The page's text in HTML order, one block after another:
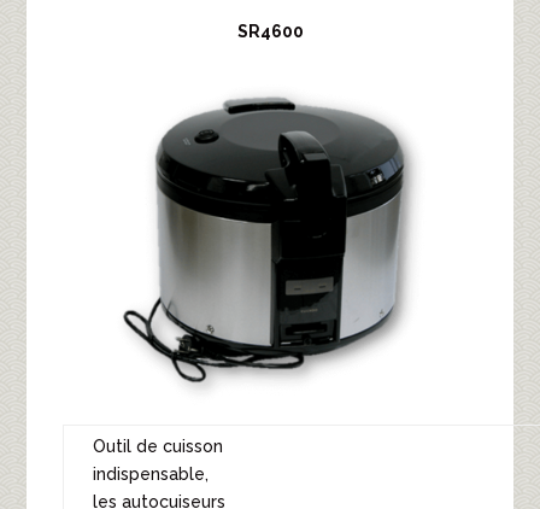
SR4600
Outil de cuisson
indispensable,
les autocuiseurs